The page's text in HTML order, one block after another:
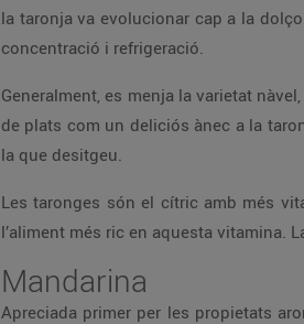
la taronja va evolucionar cap a la
concentració i refrigeració.
Generalment, es menja la varietat
de plats com un deliciós ànec a la
la que desitgeu.
Les taronges són el cítric amb més
l’aliment més ric en aquesta vitamina.
Mandarina
Apreciada primer per les propietats